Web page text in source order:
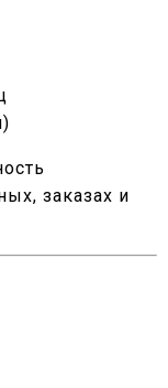
заказах и